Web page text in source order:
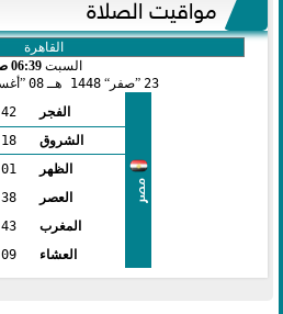
السبت 06:39 صـ
23
صفر 1448 هـ 08
مصر
الفجر
الشروق
الظهر
العصر
المغرب
العشاء